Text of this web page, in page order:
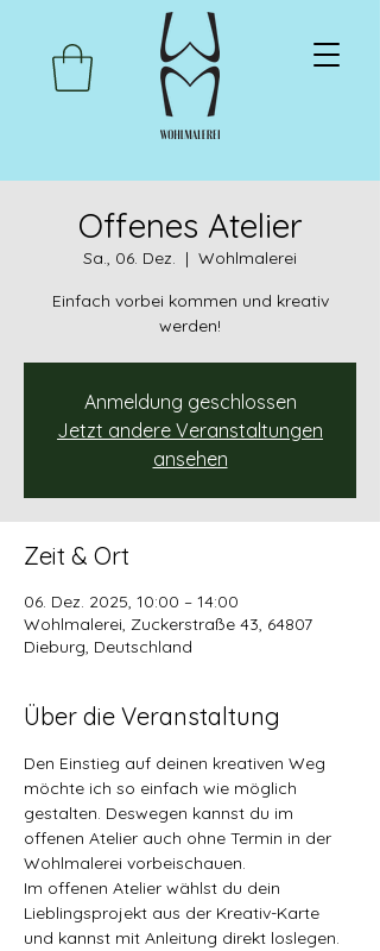
Offenes Atelier
Sa., 06. Dez.
  |
Wohlmalerei
Einfach vorbei kommen und kreativ
werden!
Anmeldung geschlossen
Jetzt andere Veranstaltungen
ansehen
Zeit & Ort
06. Dez. 2025, 10:00 – 14:00
Wohlmalerei, Zuckerstraße 43, 64807
Dieburg, Deutschland
Über die Veranstaltung
Den Einstieg auf deinen kreativen Weg
möchte ich so einfach wie möglich
gestalten. Deswegen kannst du im
offenen Atelier auch ohne Termin in der
Wohlmalerei vorbeischauen.
Im offenen Atelier wählst du dein
Lieblingsprojekt aus der Kreativ-Karte
und kannst mit Anleitung direkt loslegen.